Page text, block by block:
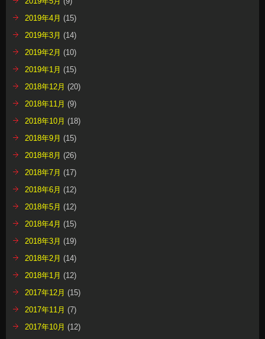
2019年4月 (15)
2019年3月 (14)
2019年2月 (10)
2019年1月 (15)
2018年12月 (20)
2018年11月 (9)
2018年10月 (18)
2018年9月 (15)
2018年8月 (26)
2018年7月 (17)
2018年6月 (12)
2018年5月 (12)
2018年4月 (15)
2018年3月 (19)
2018年2月 (14)
2018年1月 (12)
2017年12月 (15)
2017年11月 (7)
2017年10月 (12)